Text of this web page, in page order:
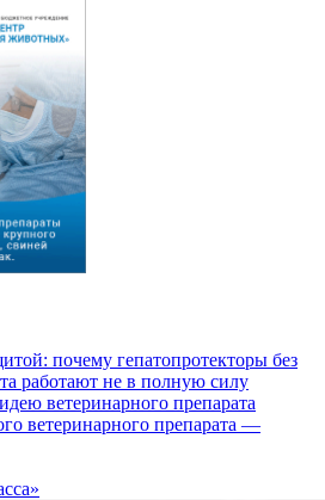
почему гепатопротекторы без
работают не в полную силу
ветеринарного препарата
ветеринарного препарата —